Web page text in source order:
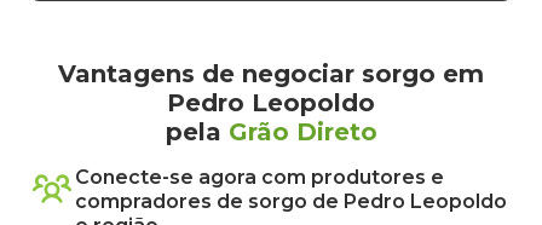
Vantagens de negociar sorgo em
Pedro Leopoldo
pela Grão Direto
Conecte-se agora com produtores e
compradores de sorgo de Pedro Leopoldo